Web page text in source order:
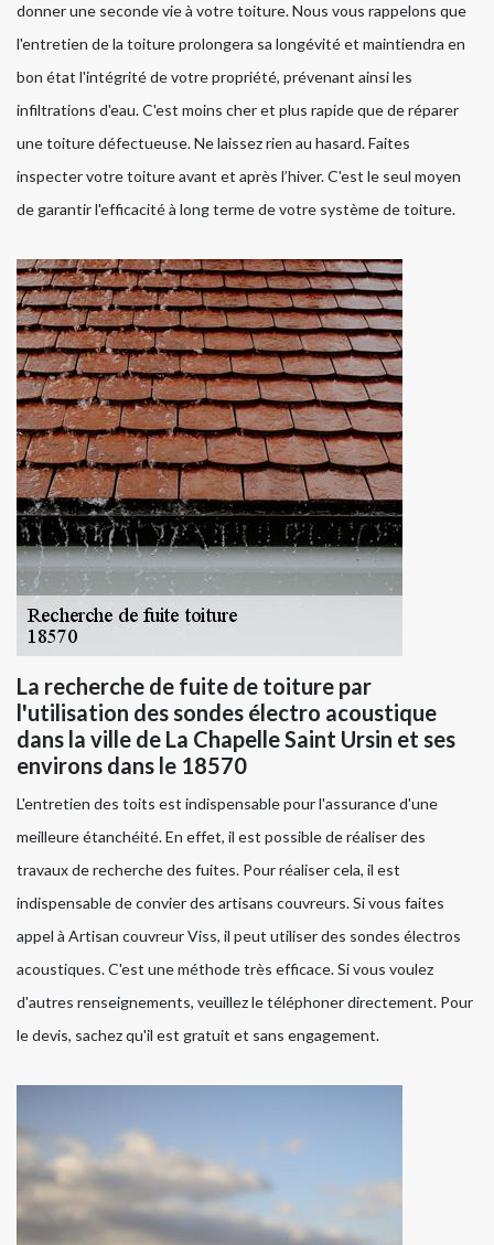
donner une seconde vie à votre toiture. Nous vous rappelons que
l'entretien de la toiture prolongera sa longévité et maintiendra en
bon état l'intégrité de votre propriété, prévenant ainsi les
infiltrations d'eau. C'est moins cher et plus rapide que de réparer
une toiture défectueuse. Ne laissez rien au hasard. Faites
inspecter votre toiture avant et après l’hiver. C'est le seul moyen
de garantir l'efficacité à long terme de votre système de toiture.
La recherche de fuite de toiture par
l'utilisation des sondes électro acoustique
dans la ville de La Chapelle Saint Ursin et ses
environs dans le 18570
L'entretien des toits est indispensable pour l'assurance d'une
meilleure étanchéité. En effet, il est possible de réaliser des
travaux de recherche des fuites. Pour réaliser cela, il est
indispensable de convier des artisans couvreurs. Si vous faites
appel à Artisan couvreur Viss, il peut utiliser des sondes électros
acoustiques. C'est une méthode très efficace. Si vous voulez
d'autres renseignements, veuillez le téléphoner directement. Pour
le devis, sachez qu'il est gratuit et sans engagement.